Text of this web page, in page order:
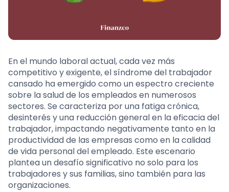
En el mundo laboral actual, cada vez más
competitivo y exigente, el síndrome del trabajador
cansado ha emergido como un espectro creciente
sobre la salud de los empleados en numerosos
sectores. Se caracteriza por una fatiga crónica,
desinterés y una reducción general en la eficacia del
trabajador, impactando negativamente tanto en la
productividad de las empresas como en la calidad
de vida personal del empleado. Este escenario
plantea un desafío significativo no solo para los
trabajadores y sus familias, sino también para las
organizaciones.